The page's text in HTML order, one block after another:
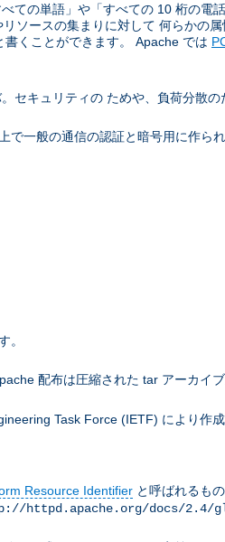
ての単語」や「すべての 10 桁の
ソースの集まりに対して 何らかの
書くことができます。 Apache では
セキュリティの ためや、負荷分散
一般の通信の認証と暗号用に作ら
。
配布は圧縮された tar アーカイ
Task Force (IETF) により作
Resource Identifier と呼ばれるも
httpd.apache.org/docs/2.4/